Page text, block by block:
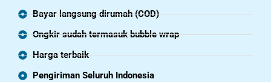
Bayar langsung dirumah (COD)
Ongkir sudah termasuk bubble wrap
Harga terbaik
Pengiriman Seluruh Indonesia